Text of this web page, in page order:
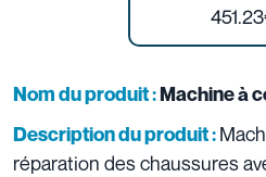
Nom du produit :Machine à
Description du produit :
réparation des chaussures